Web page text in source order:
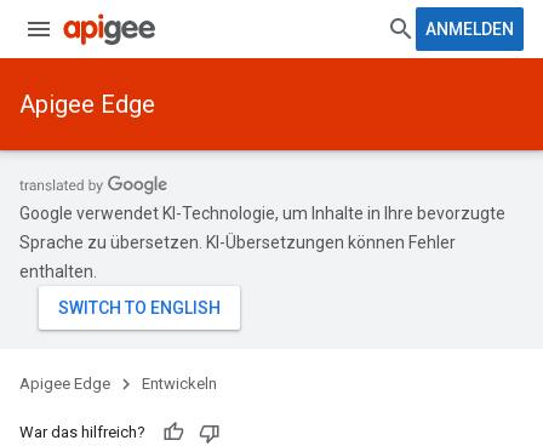
ANMELDEN
Apigee Edge
Google verwendet KI-Technologie, um Inhalte in Ihre bevorzugte
Sprache zu übersetzen. KI-Übersetzungen können Fehler
enthalten.
Apigee Edge Entwickeln
War das hilfreich?